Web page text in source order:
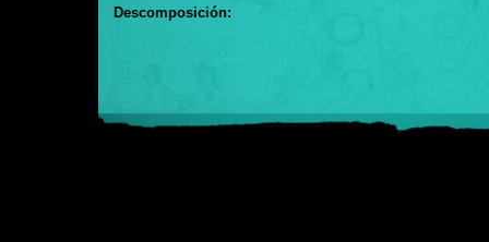
Descomposición: